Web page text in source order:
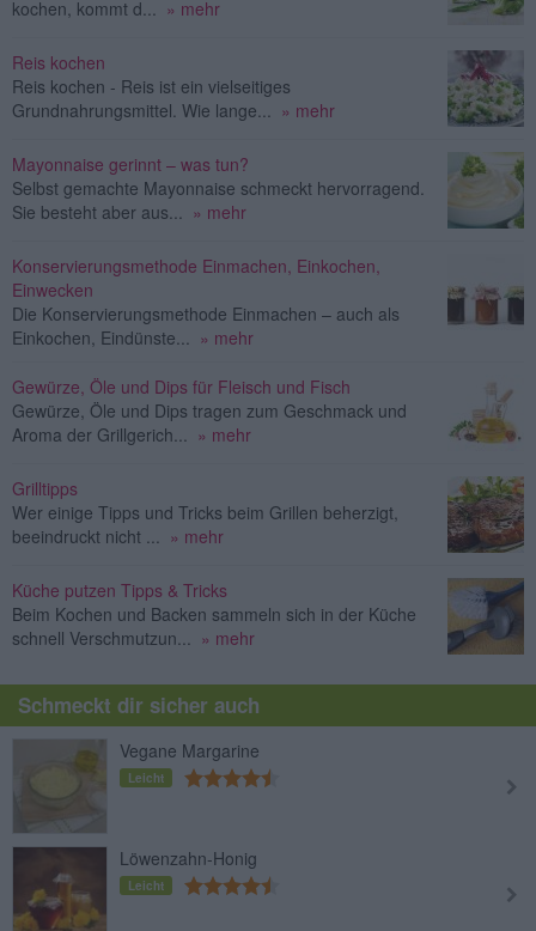
kochen, kommt d...
» mehr
Reis kochen
Reis kochen - Reis ist ein vielseitiges
Grundnahrungsmittel. Wie lange...
» mehr
Mayonnaise gerinnt – was tun?
Selbst gemachte Mayonnaise schmeckt hervorragend.
Sie besteht aber aus...
» mehr
Konservierungsmethode Einmachen, Einkochen,
Einwecken
Die Konservierungsmethode Einmachen – auch als
Einkochen, Eindünste...
» mehr
Gewürze, Öle und Dips für Fleisch und Fisch
Gewürze, Öle und Dips tragen zum Geschmack und
Aroma der Grillgerich...
» mehr
Grilltipps
Wer einige Tipps und Tricks beim Grillen beherzigt,
beeindruckt nicht ...
» mehr
Küche putzen Tipps & Tricks
Beim Kochen und Backen sammeln sich in der Küche
schnell Verschmutzun...
» mehr
Schmeckt dir sicher auch
Vegane Margarine
Leicht
Löwenzahn-Honig
Leicht